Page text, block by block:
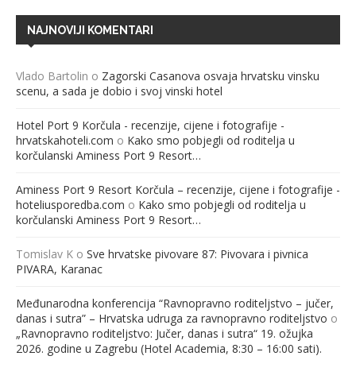
NAJNOVIJI KOMENTARI
Vlado Bartolin o Zagorski Casanova osvaja hrvatsku vinsku
scenu, a sada je dobio i svoj vinski hotel
Hotel Port 9 Korčula - recenzije, cijene i fotografije -
hrvatskahoteli.com o Kako smo pobjegli od roditelja u
korčulanski Aminess Port 9 Resort…
Aminess Port 9 Resort Korčula – recenzije, cijene i fotografije -
hoteliusporedba.com o Kako smo pobjegli od roditelja u
korčulanski Aminess Port 9 Resort…
Tomislav K o Sve hrvatske pivovare 87: Pivovara i pivnica
PIVARA, Karanac
Međunarodna konferencija “Ravnopravno roditeljstvo – jučer,
danas i sutra” – Hrvatska udruga za ravnopravno roditeljstvo o
„Ravnopravno roditeljstvo: Jučer, danas i sutra“ 19. ožujka
2026. godine u Zagrebu (Hotel Academia, 8:30 – 16:00 sati).